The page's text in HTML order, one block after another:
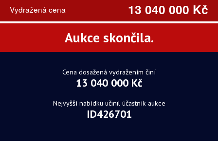
Vydražená cena
13 040 000 Kč
Aukce skončila.
Cena dosažená vydražením činí
13 040 000 Kč
Nejvyšší nabídku učinil účastník aukce
ID426701